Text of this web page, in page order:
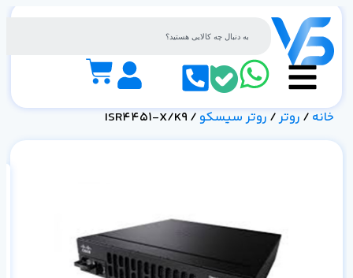
خانه / روتر/ روتر سیسکو/ ISR4451-X/K9